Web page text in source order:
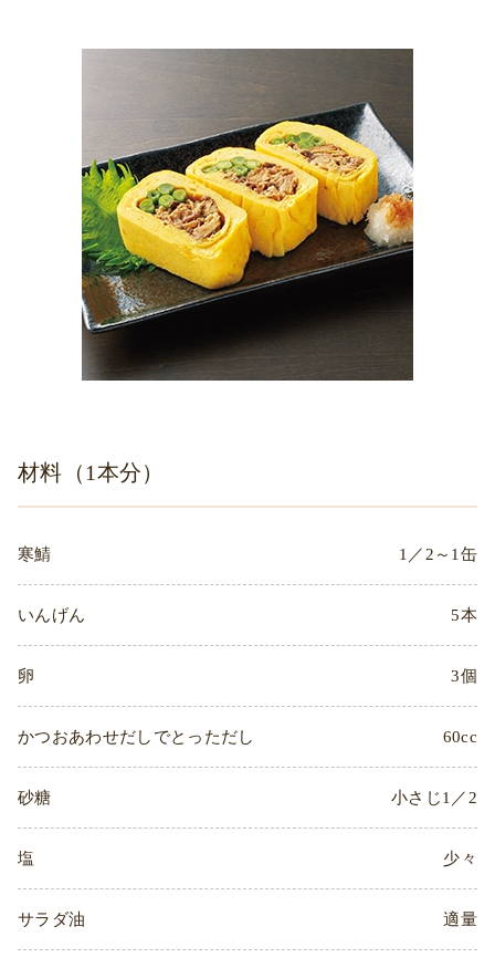
材料（1本分）
寒鯖 1／2～1缶
いんげん 5本
卵 3個
かつおあわせだしでとっただし 60cc
砂糖 小さじ1／2
塩 少々
サラダ油 適量